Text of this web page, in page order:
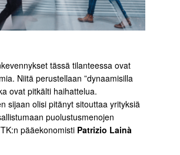
tässä tilanteessa ovat
Niitä perustellaan ”dynaamisilla
ovat pitkälti haihattelua.
sijaan olisi pitänyt sitouttaa yrityksiä
puolustusmenojen
pääekonomisti Patrizio Lainà